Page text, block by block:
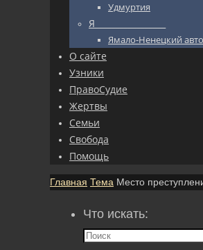
Удмуртия
Я_________________
Ямало-Ненецкий
О сайте
Узники
ПравоСудие
Жертвы
Семьи
Свобода
Помощь
Главная Тема Место
Что искать: